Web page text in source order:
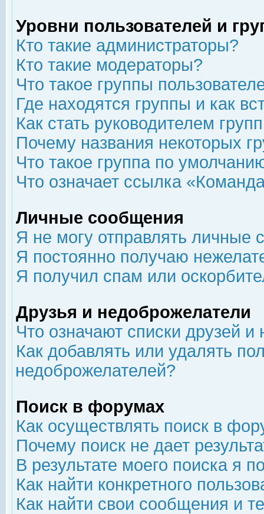
Уровни пользователей и
Кто такие администраторы?
Кто такие модераторы?
Что такое группы
Где находятся группы и как
Как стать руководителем
Почему названия некоторых
Что такое группа по
Что означает ссылка
Личные сообщения
Я не могу отправлять личные
Я постоянно получаю
Я получил спам или
Друзья и недоброжелатели
Что означают списки друзей
Как добавлять или удалять
недоброжелателей?
Поиск в форумах
Как осуществлять поиск в
Почему поиск не дает
В результате моего поиска я
Как найти конкретного
Как найти свои сообщения и